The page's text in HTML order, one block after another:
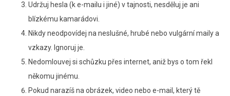
Udržuj hesla (k e-mailu i jiné) v tajnosti, nesděluj je ani
blízkému kamarádovi.
Nikdy neodpovídej na neslušné, hrubé nebo vulgární maily a
vzkazy. Ignoruj je.
Nedomlouvej si schůzku přes internet, aniž bys o tom řekl
někomu jinému.
Pokud narazíš na obrázek, video nebo e-mail, který tě